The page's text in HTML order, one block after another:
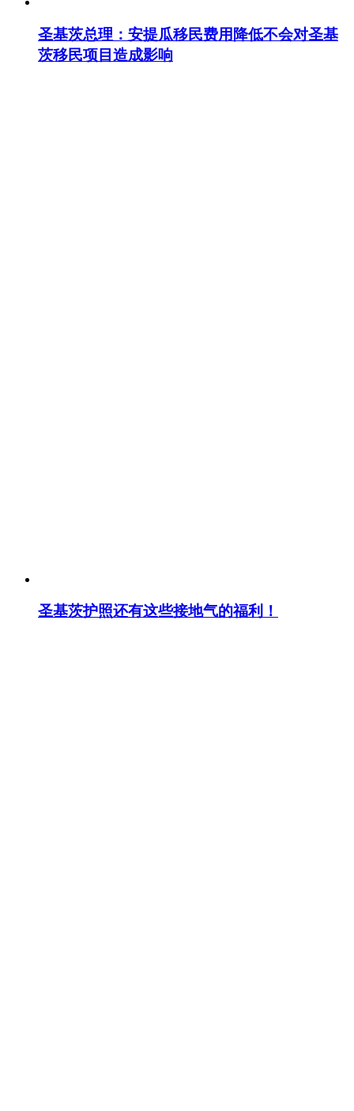
圣基茨总理：安提瓜移民费用降低不会对圣基
茨移民项目造成影响
圣基茨护照还有这些接地气的福利！